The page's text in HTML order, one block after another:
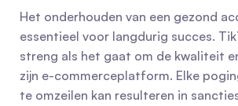
Het onderhouden van een gezond
essentieel voor langdurig succes.
streng als het gaat om de kwaliteit
zijn e-commerceplatform. Elke
te omzeilen kan resulteren in